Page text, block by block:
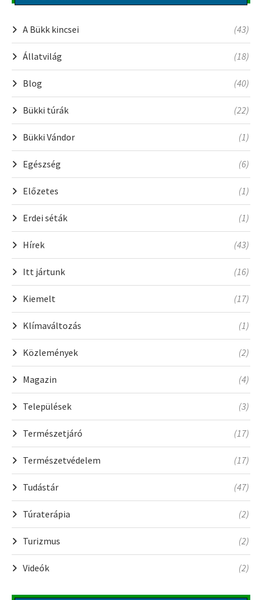
A Bükk kincsei (43)
Állatvilág (18)
Blog (40)
Bükki túrák (22)
Bükki Vándor (1)
Egészség (6)
Előzetes (1)
Erdei séták (1)
Hírek (43)
Itt jártunk (16)
Kiemelt (17)
Klímaváltozás (1)
Közlemények (2)
Magazin (4)
Települések (3)
Természetjáró (17)
Természetvédelem (17)
Tudástár (47)
Túraterápia (2)
Turizmus (2)
Videók (2)